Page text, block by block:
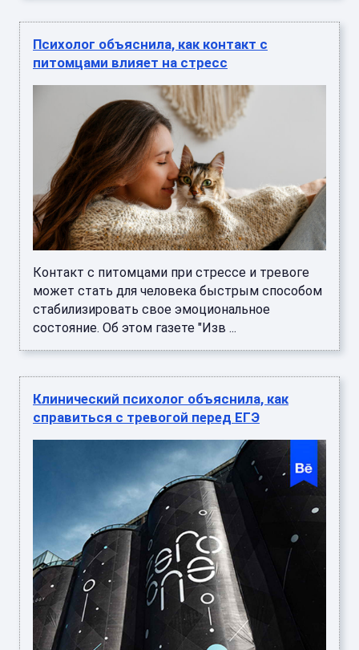
Психолог объяснила, как контакт с
питомцами влияет на стресс
Контакт с питомцами при стрессе и тревоге
может стать для человека быстрым способом
стабилизировать свое эмоциональное
состояние. Об этом газете "Изв ...
Клинический психолог объяснила, как
справиться с тревогой перед ЕГЭ